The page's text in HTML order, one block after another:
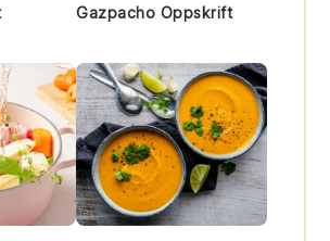
Gazpacho Oppskrift